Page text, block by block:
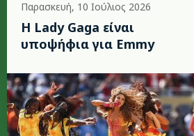
Παρασκευή, 10 Ιούλιος 2026
Η Lady Gaga είναι
υποψήφια για Emmy